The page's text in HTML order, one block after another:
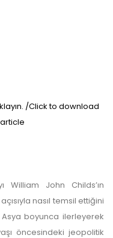
/Click to download
William John Childs’ın
nasıl temsil ettiğini
Asya boyunca ilerleyerek
öncesindeki jeopolitik